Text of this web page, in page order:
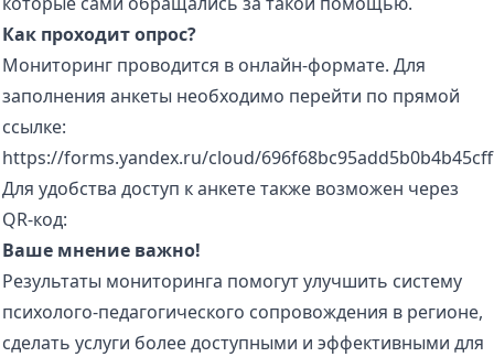
Как проходит опрос?
Мониторинг проводится в онлайн-формате. Для
заполнения анкеты необходимо перейти по прямой
ссылке:
https://forms.yandex.ru/cloud/696f68bc95add5b0b4b45cff
Для удобства доступ к анкете также возможен через
QR-код:
Ваше мнение важно!
Результаты мониторинга помогут улучшить систему
психолого-педагогического сопровождения в регионе,
сделать услуги более доступными и эффективными для